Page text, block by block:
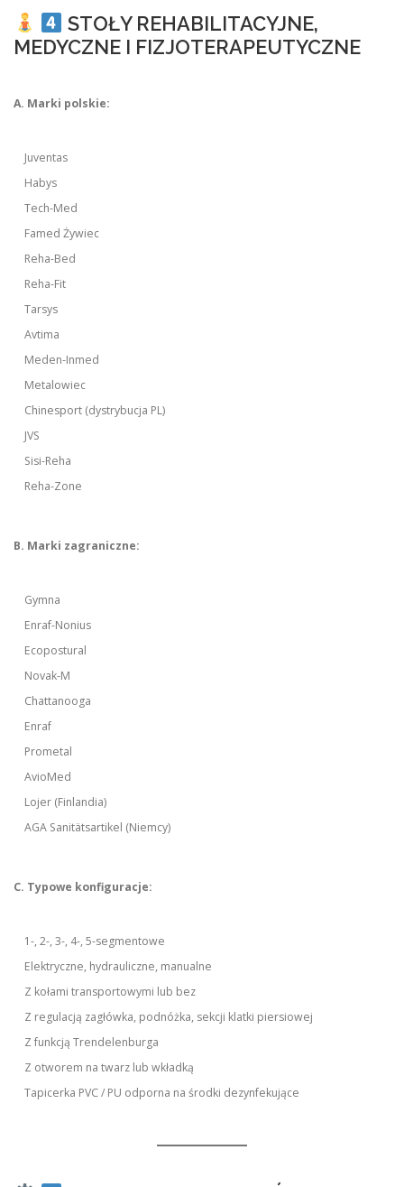
STOŁY REHABILITACYJNE,
MEDYCZNE I FIZJOTERAPEUTYCZNE
A. Marki polskie:
Juventas
Habys
Tech-Med
Famed Żywiec
Reha-Bed
Reha-Fit
Tarsys
Avtima
Meden-Inmed
Metalowiec
Chinesport (dystrybucja PL)
JVS
Sisi-Reha
Reha-Zone
B. Marki zagraniczne:
Gymna
Enraf-Nonius
Ecopostural
Novak-M
Chattanooga
Enraf
Prometal
AvioMed
Lojer (Finlandia)
AGA Sanitätsartikel (Niemcy)
C. Typowe konfiguracje:
1-, 2-, 3-, 4-, 5-segmentowe
Elektryczne, hydrauliczne, manualne
Z kołami transportowymi lub bez
Z regulacją zagłówka, podnóżka, sekcji klatki piersiowej
Z funkcją Trendelenburga
Z otworem na twarz lub wkładką
Tapicerka PVC / PU odporna na środki dezynfekujące